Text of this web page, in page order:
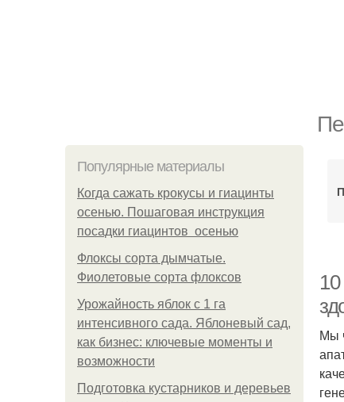
Популярные материалы
Когда сажать крокусы и гиацинты
осенью. Пошаговая инструкция
посадки гиацинтов осенью
Флоксы сорта дымчатые.
Фиолетовые сорта флоксов
Урожайность яблок с 1 га
интенсивного сада. Яблоневый сад,
как бизнес: ключевые моменты и
возможности
Подготовка кустарников и деревьев
Мы